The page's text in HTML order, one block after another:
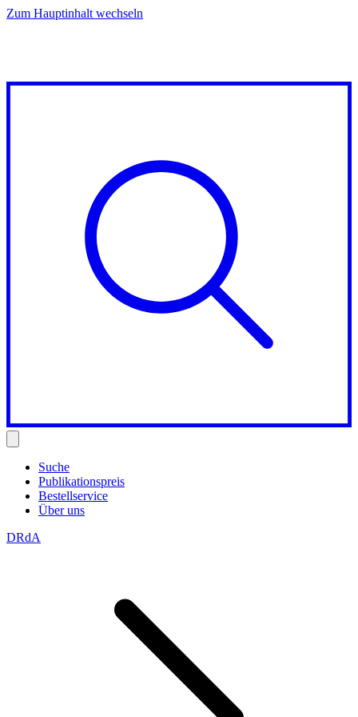
Zum Hauptinhalt wechseln
Suche
Publikationspreis
Bestellservice
Über uns
DRdA